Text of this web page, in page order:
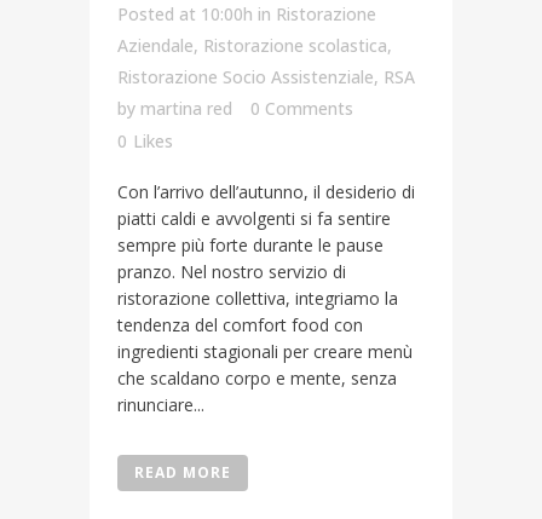
Posted at 10:00h in Ristorazione
Aziendale, Ristorazione scolastica,
Ristorazione Socio Assistenziale, RSA
by martina red
0 Comments
0 Likes
Con l’arrivo dell’autunno, il desiderio di
piatti caldi e avvolgenti si fa sentire
sempre più forte durante le pause
pranzo. Nel nostro servizio di
ristorazione collettiva, integriamo la
tendenza del comfort food con
ingredienti stagionali per creare menù
che scaldano corpo e mente, senza
rinunciare...
READ MORE